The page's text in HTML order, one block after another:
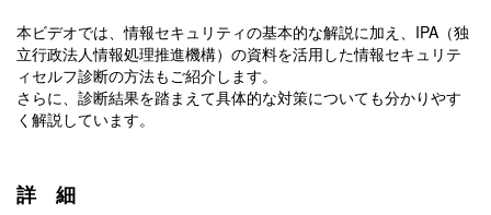
本ビデオでは、情報セキュリティの基本的な解説に加え、IPA（独
立行政法人情報処理推進機構）の資料を活用した情報セキュリテ
ィセルフ診断の方法もご紹介します。
さらに、診断結果を踏まえて具体的な対策についても分かりやす
く解説しています。
詳細